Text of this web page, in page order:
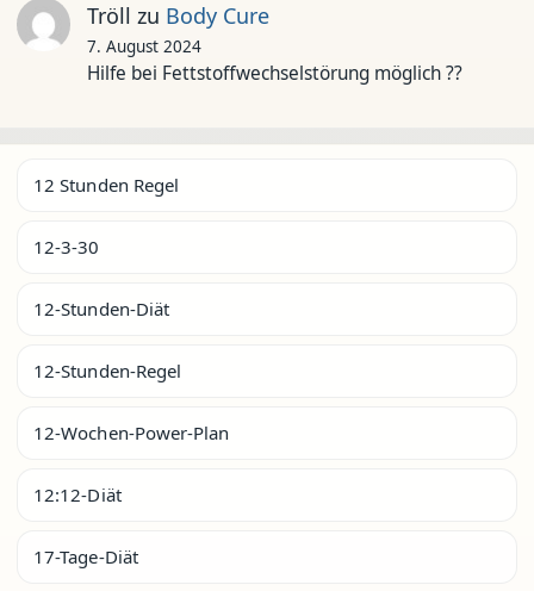
Tröll zu Body Cure
7. August 2024
Hilfe bei Fettstoffwechselstörung möglich ??
12 Stunden Regel
12-3-30
12-Stunden-Diät
12-Stunden-Regel
12-Wochen-Power-Plan
12:12-Diät
17-Tage-Diät